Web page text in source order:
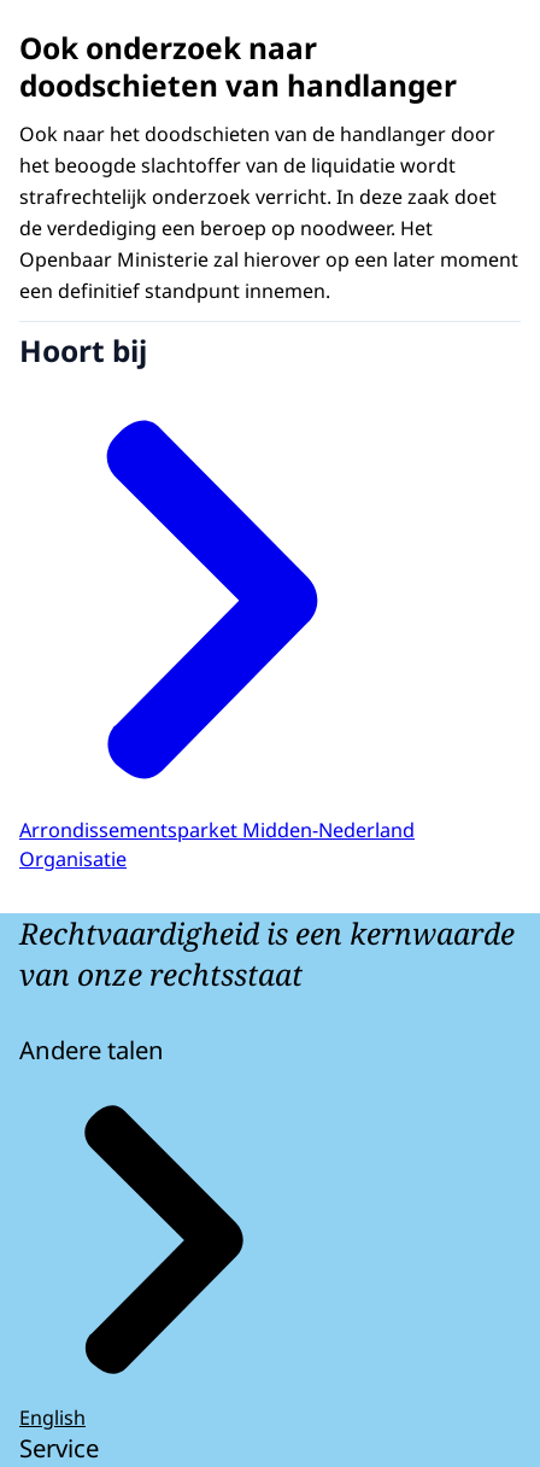
Ook onderzoek naar
doodschieten van handlanger
Ook naar het doodschieten van de handlanger door
het beoogde slachtoffer van de liquidatie wordt
strafrechtelijk onderzoek verricht. In deze zaak doet
de verdediging een beroep op noodweer. Het
Openbaar Ministerie zal hierover op een later moment
een definitief standpunt innemen.
Hoort bij
Arrondissementsparket Midden-Nederland
Organisatie
Rechtvaardigheid is een kernwaarde
van onze rechtsstaat
Andere talen
English
Service